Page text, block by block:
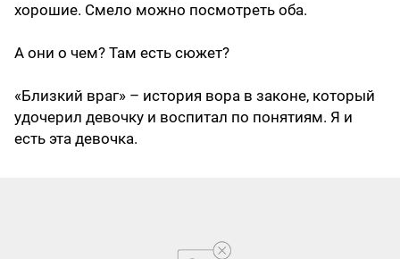
хорошие. Смело можно посмотреть оба.
А они о чем? Там есть сюжет?
«Близкий враг» – история вора в законе, который
удочерил девочку и воспитал по понятиям. Я и
есть эта девочка.